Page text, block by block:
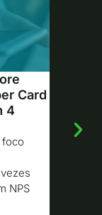
Card
4
foco
NPS